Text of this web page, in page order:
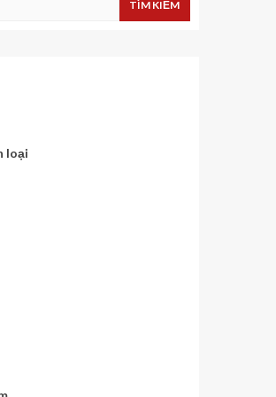
loại